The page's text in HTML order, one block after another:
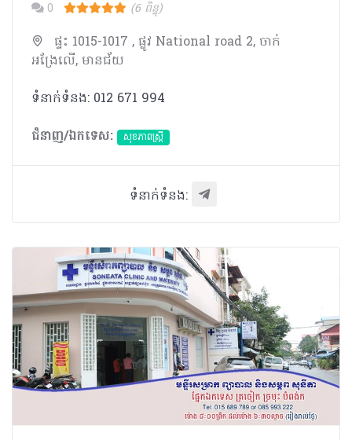
0 (6 ពិន្ទុ)
ផ្ទះ 1015-1017 , ផ្លូវ National road 2, ចាក់
អង្រែលើ, មានជ័យ
ទំនាក់ទំនង: 012 671 994
ជំនាញ/ឯកទេស:
សុខភាពស្រ្តី
ទំនាក់ទំនង: